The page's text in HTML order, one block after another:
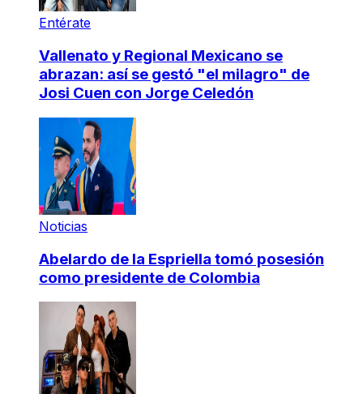
Entérate
Vallenato y Regional Mexicano se
abrazan: así se gestó "el milagro" de
Josi Cuen con Jorge Celedón
Noticias
Abelardo de la Espriella tomó posesión
como presidente de Colombia